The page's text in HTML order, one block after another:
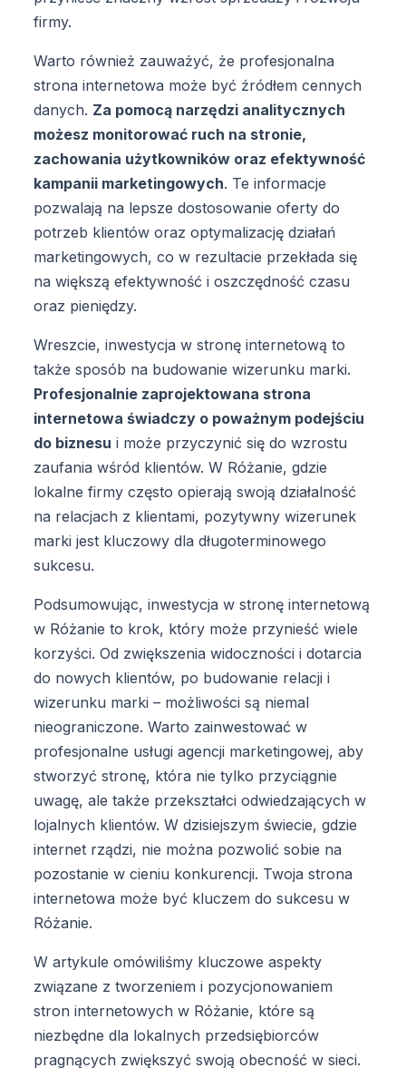
firmy.
Warto również zauważyć, że profesjonalna
strona internetowa może być źródłem cennych
danych. Za pomocą narzędzi analitycznych
możesz monitorować ruch na stronie,
zachowania użytkowników oraz efektywność
kampanii marketingowych. Te informacje
pozwalają na lepsze dostosowanie oferty do
potrzeb klientów oraz optymalizację działań
marketingowych, co w rezultacie przekłada się
na większą efektywność i oszczędność czasu
oraz pieniędzy.
Wreszcie, inwestycja w stronę internetową to
także sposób na budowanie wizerunku marki.
Profesjonalnie zaprojektowana strona
internetowa świadczy o poważnym podejściu
do biznesu i może przyczynić się do wzrostu
zaufania wśród klientów. W Różanie, gdzie
lokalne firmy często opierają swoją działalność
na relacjach z klientami, pozytywny wizerunek
marki jest kluczowy dla długoterminowego
sukcesu.
Podsumowując, inwestycja w stronę internetową
w Różanie to krok, który może przynieść wiele
korzyści. Od zwiększenia widoczności i dotarcia
do nowych klientów, po budowanie relacji i
wizerunku marki – możliwości są niemal
nieograniczone. Warto zainwestować w
profesjonalne usługi agencji marketingowej, aby
stworzyć stronę, która nie tylko przyciągnie
uwagę, ale także przekształci odwiedzających w
lojalnych klientów. W dzisiejszym świecie, gdzie
internet rządzi, nie można pozwolić sobie na
pozostanie w cieniu konkurencji. Twoja strona
internetowa może być kluczem do sukcesu w
Różanie.
W artykule omówiliśmy kluczowe aspekty
związane z tworzeniem i pozycjonowaniem
stron internetowych w Różanie, które są
niezbędne dla lokalnych przedsiębiorców
pragnących zwiększyć swoją obecność w sieci.